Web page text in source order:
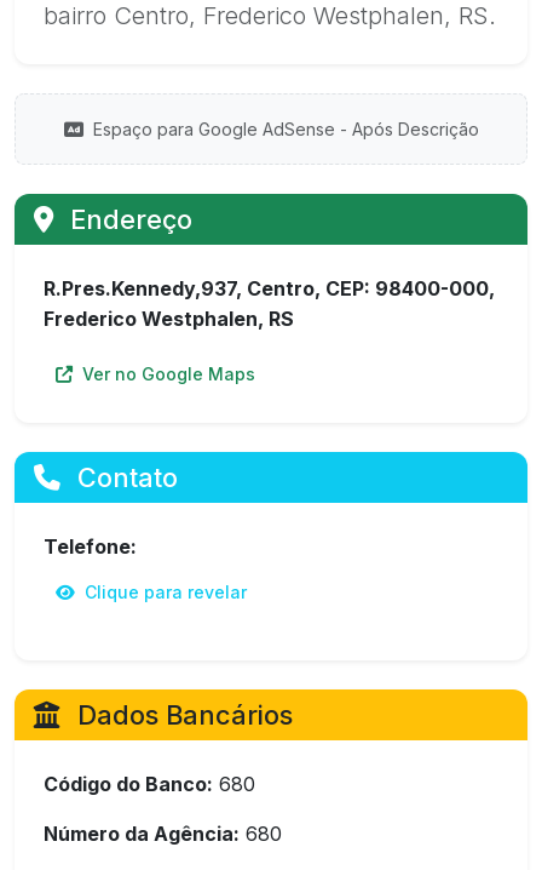
bairro Centro, Frederico Westphalen, RS.
Espaço para Google AdSense - Após Descrição
Endereço
R.Pres.Kennedy,937, Centro, CEP: 98400-000,
Frederico Westphalen, RS
Ver no Google Maps
Contato
Telefone:
Clique para revelar
Dados Bancários
Código do Banco: 680
Número da Agência: 680